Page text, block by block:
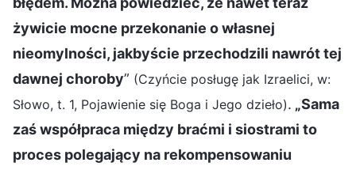
żywicie mocne przekonanie o własnej
nieomylności, jakbyście przechodzili nawrót tej
dawnej choroby” (Czyńcie posługę jak Izraelici, w:
Słowo, t. 1, Pojawienie się Boga i Jego dzieło). „Sama
zaś współpraca między braćmi i siostrami to
proces polegający na rekompensowaniu